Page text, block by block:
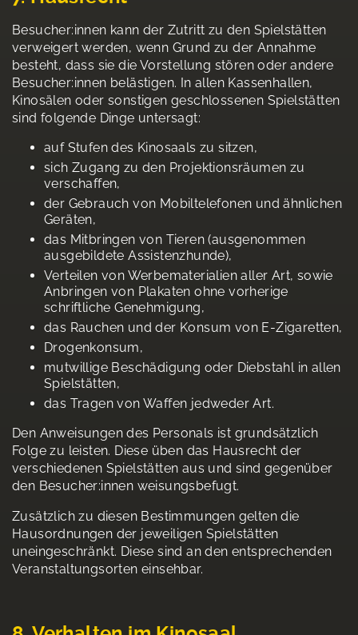
Besucher:innen kann der Zutritt zu den Spielstätten
verweigert werden, wenn Grund zu der Annahme
besteht, dass sie die Vorstellung stören oder andere
Besucher:innen belästigen. In allen Kassenhallen,
Kinosälen oder sonstigen geschlossenen Spielstätten
sind folgende Dinge untersagt:
auf Stufen des Kinosaals zu sitzen,
sich Zugang zu den Projektionsräumen zu
verschaffen,
der Gebrauch von Mobiltelefonen und ähnlichen
Geräten,
das Mitbringen von Tieren (ausgenommen
ausgebildete Assistenzhunde),
Verteilen von Werbematerialien aller Art, sowie
Anbringen von Plakaten ohne vorherige
schriftliche Genehmigung,
das Rauchen und der Konsum von E-Zigaretten,
Drogenkonsum,
mutwillige Beschädigung oder Diebstahl in allen
Spielstätten,
das Tragen von Waffen jedweder Art.
Den Anweisungen des Personals ist grundsätzlich
Folge zu leisten. Diese üben das Hausrecht der
verschiedenen Spielstätten aus und sind gegenüber
den Besucher:innen weisungsbefugt.
Zusätzlich zu diesen Bestimmungen gelten die
Hausordnungen der jeweiligen Spielstätten
uneingeschränkt. Diese sind an den entsprechenden
Veranstaltungsorten einsehbar.